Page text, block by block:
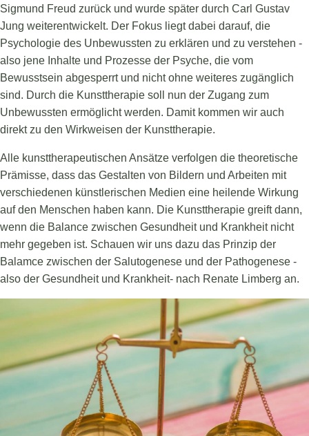
Sigmund Freud zurück und wurde später durch Carl Gustav
Jung weiterentwickelt. Der Fokus liegt dabei darauf, die
Psychologie des Unbewussten zu erklären und zu verstehen -
also jene Inhalte und Prozesse der Psyche, die vom
Bewusstsein abgesperrt und nicht ohne weiteres zugänglich
sind. Durch die Kunsttherapie soll nun der Zugang zum
Unbewussten ermöglicht werden. Damit kommen wir auch
direkt zu den Wirkweisen der Kunsttherapie.
Alle kunsttherapeutischen Ansätze verfolgen die theoretische
Prämisse, dass das Gestalten von Bildern und Arbeiten mit
verschiedenen künstlerischen Medien eine heilende Wirkung
auf den Menschen haben kann. Die Kunsttherapie greift dann,
wenn die Balance zwischen Gesundheit und Krankheit nicht
mehr gegeben ist. Schauen wir uns dazu das Prinzip der
Balamce zwischen der Salutogenese und der Pathogenese -
also der Gesundheit und Krankheit- nach Renate Limberg an.